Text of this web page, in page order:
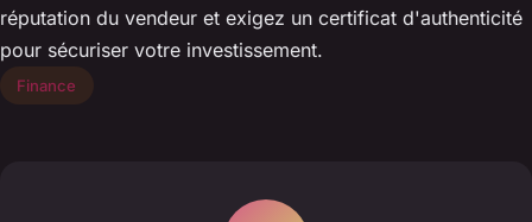
réputation du vendeur et exigez un certificat d'authenticité
pour sécuriser votre investissement.
Finance